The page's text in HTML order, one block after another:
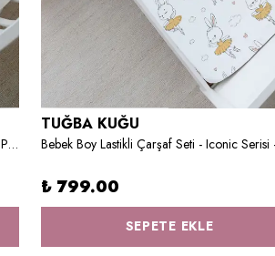
Anne Yanı Beşik Nevresim Takımı (60x100) - Pure Baby Serisi - Bulutlu Mavi Hava Balonu
TUĞBA KUĞU
₺ 799.00
SEPETE EKLE